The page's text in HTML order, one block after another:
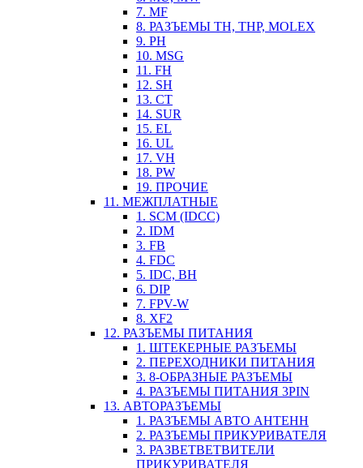
7. MF
8. РАЗЪЕМЫ TH, THP, MOLEX
9. PH
10. MSG
11. FH
12. SH
13. CT
14. SUR
15. EL
16. UL
17. VH
18. PW
19. ПРОЧИЕ
11. МЕЖПЛАТНЫЕ
1. SCM (IDCC)
2. IDM
3. FB
4. FDC
5. IDC, BH
6. DIP
7. FPV-W
8. XF2
12. РАЗЪЕМЫ ПИТАНИЯ
1. ШТЕКЕРНЫЕ РАЗЪЕМЫ
2. ПЕРЕХОДНИКИ ПИТАНИЯ
3. 8-ОБРАЗНЫЕ РАЗЪЕМЫ
4. РАЗЪЕМЫ ПИТАНИЯ 3PIN
13. АВТОРАЗЪЕМЫ
1. РАЗЪЕМЫ АВТО АНТЕНН
2. РАЗЪЕМЫ ПРИКУРИВАТЕЛЯ
3. РАЗВЕТВЕТВИТЕЛИ
ПРИКУРИВАТЕЛЯ